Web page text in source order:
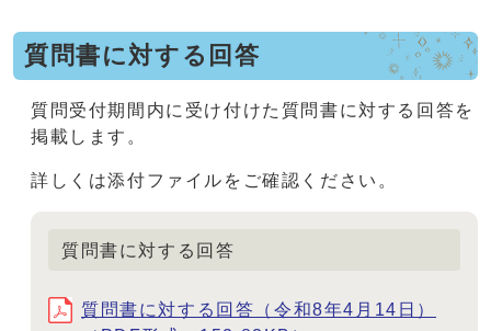
質問書に対する回答
質問受付期間内に受け付けた質問書に対する回答を
掲載します。
詳しくは添付ファイルをご確認ください。
質問書に対する回答
質問書に対する回答（令和8年4月14日）